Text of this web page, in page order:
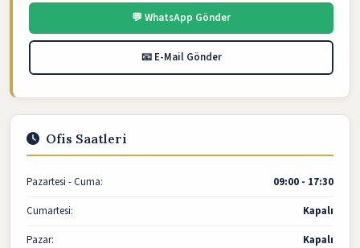
💬 WhatsApp Gönder
📧 E-Mail Gönder
Ofis Saatleri
Pazartesi - Cuma:
09:00 - 17:30
Cumartesi:
Kapalı
Pazar:
Kapalı